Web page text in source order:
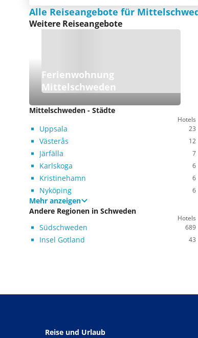
Alle Reiseangebote für
Weitere Reiseangebote
Ferienwohnung
Mittelschweden
Mittelschweden - Städte
Hotels
Uppsala 23
Västerås 12
Järfälla 7
Karlskoga 6
Kristinehamn 6
Nyköping 6
Mehr anzeigen
Andere Regionen in Schweden
Hotels
Südschweden 689
Insel Gotland 43
Reise und Urlaub